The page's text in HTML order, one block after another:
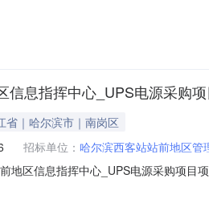
三、预算金额：339840.00
信息指挥中心_UPS电源采购
省｜哈尔滨市｜南岗区
招标单位： 哈尔滨西客站站前地区管
地区信息指挥中心_UPS电源采购项目
？代理机构：中资国际工程咨询集